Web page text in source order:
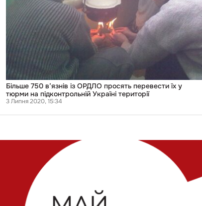
тюрми
підконтрольній
Україні
території
Більше 750 в’язнів із ОРДЛО просять перевести їх у
тюрми на підконтрольній Україні території
3 Липня 2020, 15:34